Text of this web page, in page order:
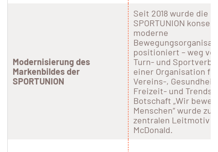
Modernisierung des
Markenbildes der
SPORTUNION
Seit 2018 wurde die
SPORTUNION
moderne
positioniert – weg
Turn- und
einer Organisation für
Vereins-,
Freizeit- und
Botschaft „Wir
Menschen“ wurde
zentralen Leitmotiv
McDonald.